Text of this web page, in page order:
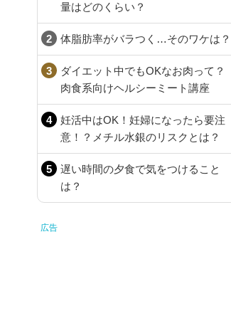
量はどのくらい？
体脂肪率がバラつく…そのワケは？
ダイエット中でもOKなお肉って？
肉食系向けヘルシーミート講座
妊活中はOK！妊婦になったら要注
意！？メチル水銀のリスクとは？
遅い時間の夕食で気をつけること
は？